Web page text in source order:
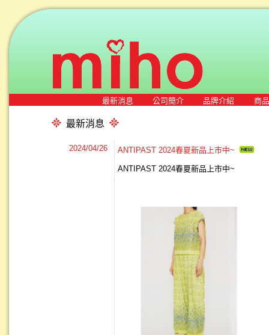
最新消息 公司簡介 品牌介紹 商
最新消息
2024/04/26 ANTIPAST 2024春夏新品上市中~
ANTIPAST 2024春夏新品上市中~